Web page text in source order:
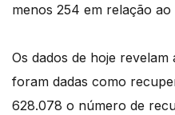
menos 254 em relação ao
Os dados de hoje revelam
foram dadas como
628.078 o número de